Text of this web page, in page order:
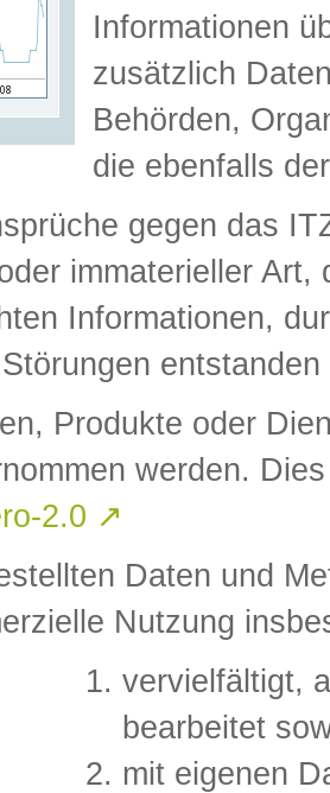
Informationen
zusätzlich
Behörden,
die ebenfalls
gegen das
immaterieller
Informationen,
Produkte oder
werden.
2.0 ↗
Daten und
Nutzung
vervielfältigt,
bearbeitet
mit eigenen